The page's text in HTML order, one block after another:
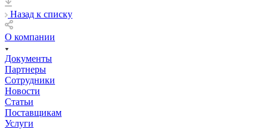
Назад к списку
О компании
Документы
Партнеры
Сотрудники
Новости
Статьи
Поставщикам
Услуги